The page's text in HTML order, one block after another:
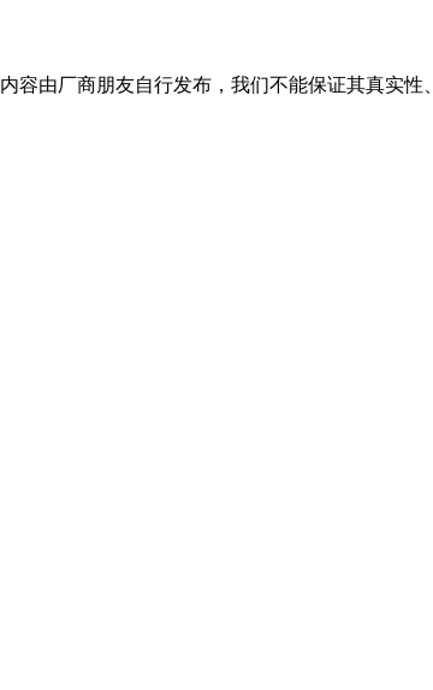
由厂商朋友自行发布，我们不能保证其真实